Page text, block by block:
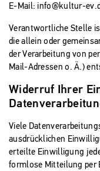
E-Mail: info@kultur-
Verantwortliche Stelle
die allein oder
der Verarbeitung von
Mail-Adressen o. Ä.)
Widerruf Ihrer
Viele
ausdrücklichen
erteilte Einwilligung
formlose Mitteilung per